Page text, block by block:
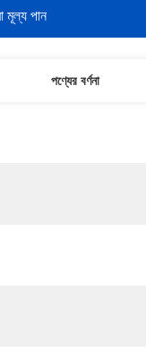
মূল্য পান
পণ্যের বর্ণনা